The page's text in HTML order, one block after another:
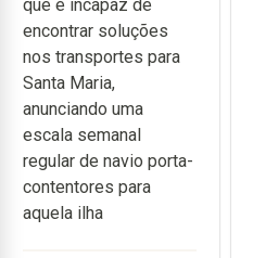
que é incapaz de
encontrar soluções
nos transportes para
Santa Maria,
anunciando uma
escala semanal
regular de navio porta-
contentores para
aquela ilha